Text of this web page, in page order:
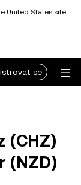
United States site
se
(CHZ)
(NZD)